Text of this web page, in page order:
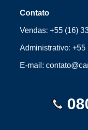
Contato
Vendas:+55 (16)
Administrativo:+55
E-mail: